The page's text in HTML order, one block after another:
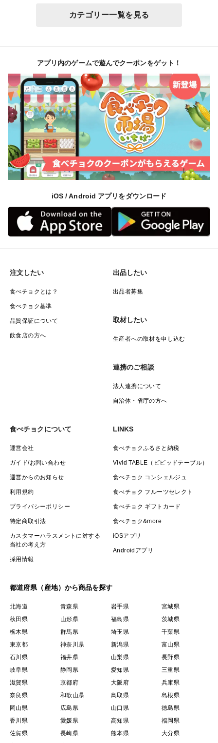
カテゴリー一覧を見る
アプリ内のゲームで遊んでクーポンをゲット！
iOS / Android アプリをダウンロード
注文したい
食べチョクとは？
食べチョク基準
品質保証について
飲食店の方へ
出品したい
出品者募集
取材したい
生産者への取材を申し込む
連携のご相談
法人連携について
自治体・省庁の方へ
食べチョクについて
運営会社
ガイド/お問い合わせ
運営からのお知らせ
利用規約
プライバシーポリシー
特定商取引法
カスタマーハラスメントに対する
当社の考え方
採用情報
LINKS
食べチョクふるさと納税
Vivid TABLE（ビビッドテーブル）
食べチョク コンシェルジュ
食べチョク フルーツセレクト
食べチョク ギフトカード
食べチョク&more
iOSアプリ
Androidアプリ
都道府県（産地）から商品を探す
北海道 青森県 岩手県
宮城県
秋田県
山形県 福島県
茨城県
栃木県
群馬県 埼玉県
千葉県
東京都
神奈川県 新潟県
富山県
石川県
福井県 山梨県
長野県
岐阜県
静岡県 愛知県
三重県
滋賀県
京都府 大阪府
兵庫県
奈良県
和歌山県 鳥取県
島根県
岡山県
広島県 山口県
徳島県
香川県
愛媛県 高知県
福岡県
佐賀県
長崎県 熊本県
大分県